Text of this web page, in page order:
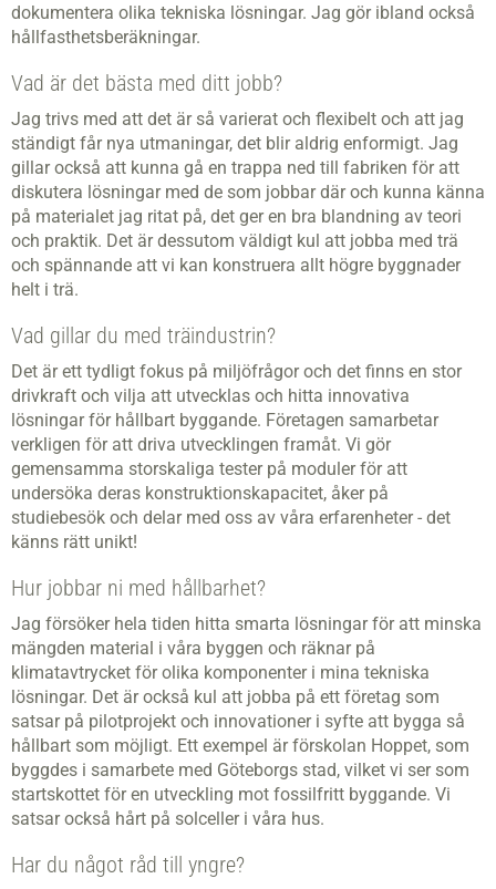
dokumentera olika tekniska lösningar. Jag gör ibland också
hållfasthetsberäkningar.
Vad är det bästa med ditt jobb?
Jag trivs med att det är så varierat och flexibelt och att jag
ständigt får nya utmaningar, det blir aldrig enformigt. Jag
gillar också att kunna gå en trappa ned till fabriken för att
diskutera lösningar med de som jobbar där och kunna känna
på materialet jag ritat på, det ger en bra blandning av teori
och praktik. Det är dessutom väldigt kul att jobba med trä
och spännande att vi kan konstruera allt högre byggnader
helt i trä.
Vad gillar du med träindustrin?
Det är ett tydligt fokus på miljöfrågor och det finns en stor
drivkraft och vilja att utvecklas och hitta innovativa
lösningar för hållbart byggande. Företagen samarbetar
verkligen för att driva utvecklingen framåt. Vi gör
gemensamma storskaliga tester på moduler för att
undersöka deras konstruktionskapacitet, åker på
studiebesök och delar med oss av våra erfarenheter - det
känns rätt unikt!
Hur jobbar ni med hållbarhet?
Jag försöker hela tiden hitta smarta lösningar för att minska
mängden material i våra byggen och räknar på
klimatavtrycket för olika komponenter i mina tekniska
lösningar. Det är också kul att jobba på ett företag som
satsar på pilotprojekt och innovationer i syfte att bygga så
hållbart som möjligt. Ett exempel är förskolan Hoppet, som
byggdes i samarbete med Göteborgs stad, vilket vi ser som
startskottet för en utveckling mot fossilfritt byggande. Vi
satsar också hårt på solceller i våra hus.
Har du något råd till yngre?